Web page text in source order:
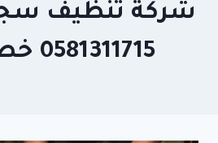
شركة تنظيف
0581311715 خصم 40%